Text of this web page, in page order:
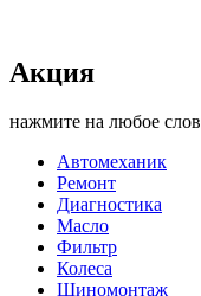
Акция
нажмите на любое
Автомеханик
Ремонт
Диагностика
Масло
Фильтр
Колеса
Шиномонтаж